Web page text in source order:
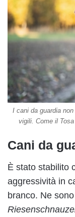
I cani da guardia
vigili. Come il
Cani da
È stato stabilito
aggressività in
branco. Ne